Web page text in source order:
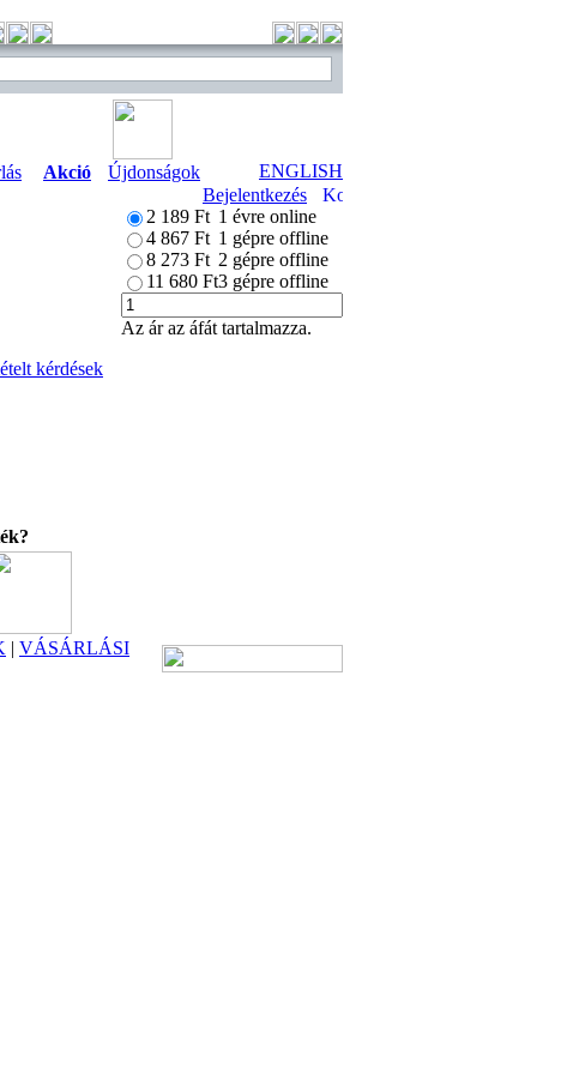
Akció Újdonságok
ENGLISH
Bejelentkezés
2 189 Ft 1 évre online
4 867 Ft 1 gépre offline
8 273 Ft 2 gépre offline
11 680 Ft3 gépre offline
Az ár az áfát tartalmazza.
kérdések
| VÁSÁRLÁSI